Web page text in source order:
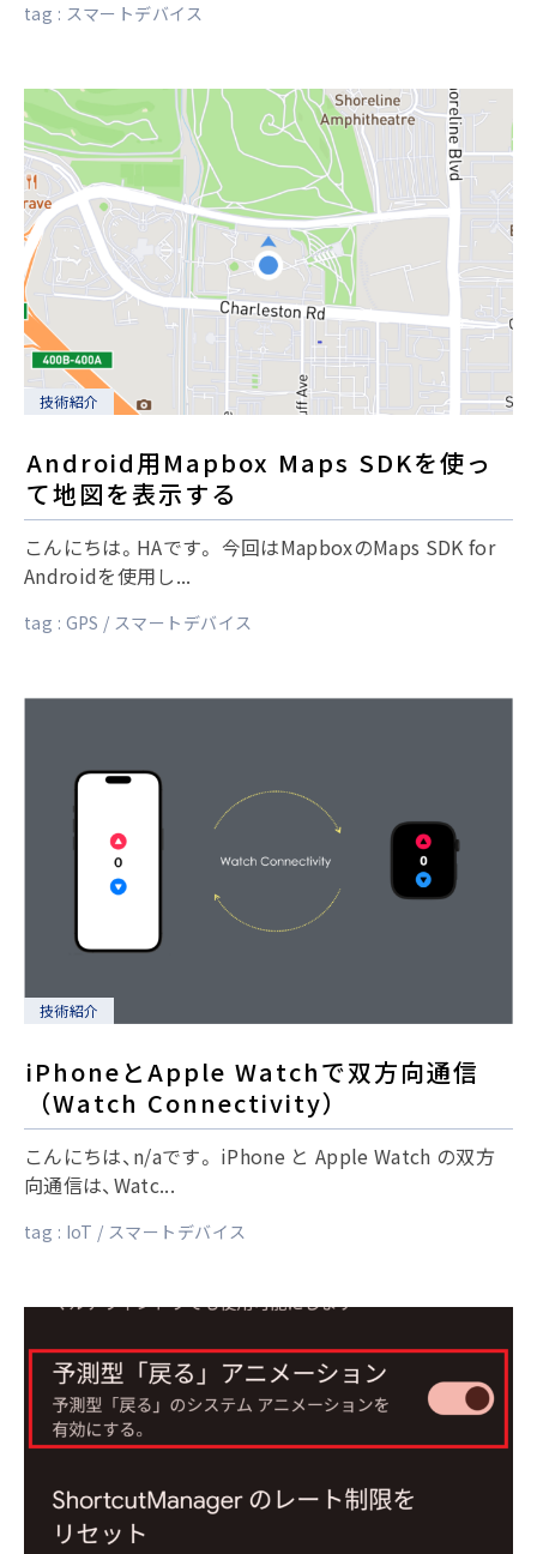
tag : スマートデバイス
技術紹介
Android用Mapbox Maps SDKを使っ
て地図を表示する
こんにちは。HAです。 今回はMapboxのMaps SDK for
Androidを使用し...
tag : GPS スマートデバイス
技術紹介
iPhoneとApple Watchで双方向通信
（Watch Connectivity）
こんにちは、n/aです。 iPhone と Apple Watch の双方
向通信は、Watc...
tag : IoT スマートデバイス